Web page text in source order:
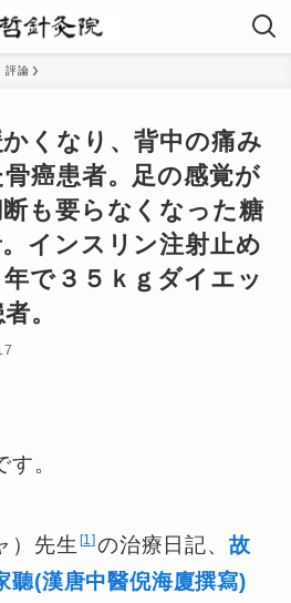
評論
くなり、背中の痛み
癌患者。足の感覚が
も要らなくなった糖
インスリン注射止め
で３５ｋｇダイエッ
。
。
）先生 1 の治療日記、 故
聽(漢唐中醫倪海廈撰寫)